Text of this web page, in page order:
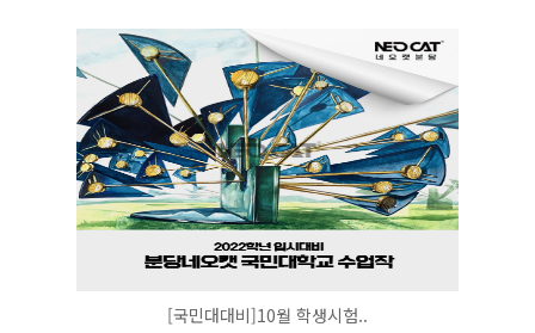
[국민대대비]10월 학생시험..